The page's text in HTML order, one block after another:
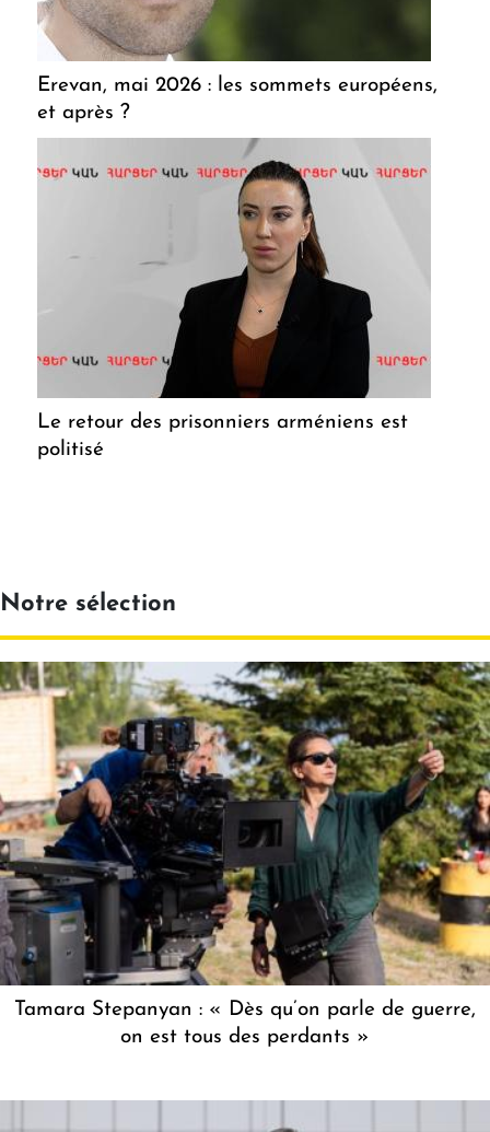
Erevan, mai 2026 : les sommets européens,
et après ?
Le retour des prisonniers arméniens est
politisé
Notre sélection
Tamara Stepanyan : « Dès qu’on parle de guerre,
on est tous des perdants »